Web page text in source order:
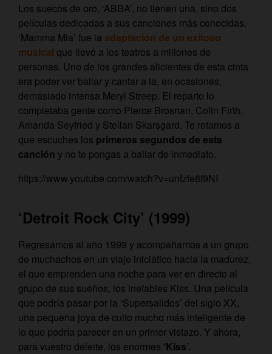
Los suecos de oro, ‘ABBA’, no tienen una, sino dos
películas dedicadas a sus canciones más conocidas.
‘Mamma Mia’ fue la adaptación de un exitoso
musical que llevó a los teatros a millones de
personas. Uno de los grandes alicientes de esta cinta
era poder ver bailar y cantar a la, en ocasiones,
demasiado intensa Meryl Streep. El reparto lo
completaba gente como Pierce Brosnan, Colin Firth,
Amanda Seyfried y Stellan Skarsgard. Te retamos a
que escuches los primeros segundos de esta
canción y no te pongas a bailar de inmediato.
https://www.youtube.com/watch?v=unfzfe8f9NI
‘Detroit Rock City’ (1999)
Regresamos al año 1999 y acompañamos a un grupo
de muchachos en un viaje iniciático hacia la madurez,
el que emprenden una noche para ver en directo al
grupo de sus sueños, los inefables Kiss. Una película
que podría pasar por la ‘Supersalidos’ del siglo XX,
una pequeña joya de culto mucho más inteligente de
lo que podría parecer en un primer vistazo. Y ahora,
para vuestro deleite, los enormes ‘Kiss’.